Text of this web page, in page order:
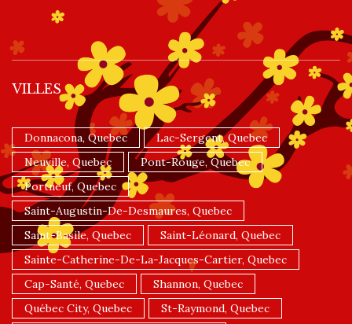
VILLES
Donnacona, Quebec
Lac-Sergent, Quebec
Neuville, Quebec
Pont-Rouge, Quebec
Portneuf, Quebec
Saint-Augustin-De-Desmaures, Quebec
Saint-Basile, Quebec
Saint-Léonard, Quebec
Sainte-Catherine-De-La-Jacques-Cartier, Quebec
Cap-Santé, Quebec
Shannon, Quebec
Québec City, Quebec
St-Raymond, Quebec